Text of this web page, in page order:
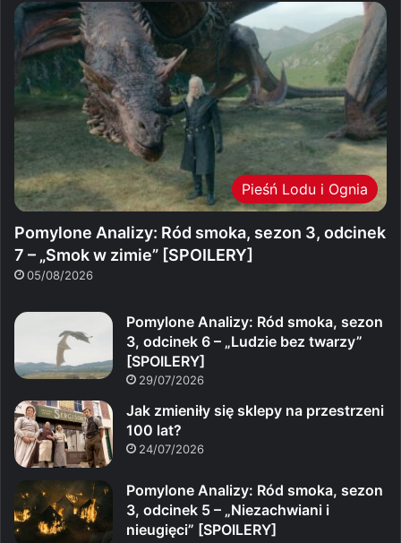
Pieśń Lodu i Ognia
Pomylone Analizy: Ród smoka, sezon 3, odcinek
7 – „Smok w zimie” [SPOILERY]
05/08/2026
Pomylone Analizy: Ród smoka, sezon
3, odcinek 6 – „Ludzie bez twarzy”
[SPOILERY]
29/07/2026
Jak zmieniły się sklepy na przestrzeni
100 lat?
24/07/2026
Pomylone Analizy: Ród smoka, sezon
3, odcinek 5 – „Niezachwiani i
nieugięci” [SPOILERY]